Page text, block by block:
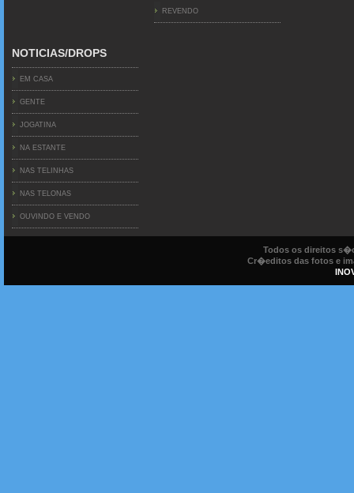
REVENDO
NOTICIAS/DROPS
EM CASA
GENTE
JOGATINA
NA ESTANTE
NAS TELINHAS
NAS TELONAS
OUVINDO E VENDO
Todos os direitos
Cr�editos das fotos e